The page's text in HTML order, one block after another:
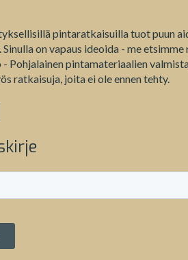
pintaratkaisuilla tuot puun
on vapaus ideoida - me
Pohjalainen pintamateriaalien
ratkaisuja, joita ei ole ennen tehty.